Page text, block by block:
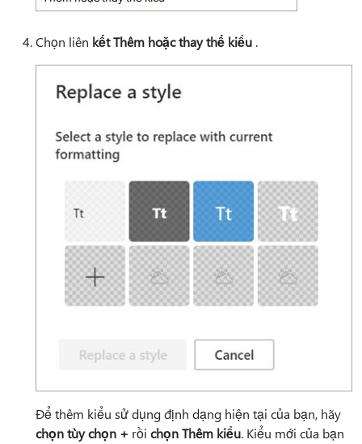
Chọn liên kết Thêm hoặc thay thế kiểu .
Để thêm kiểu sử dụng định dạng hiện tại của bạn, hãy
chọn tùy chọn + rồi chọn Thêm kiểu. Kiểu mới của bạn